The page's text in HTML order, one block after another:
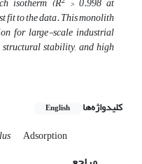
fit to the data. This monolith
for large-scale industrial
stability, and high
کلیدواژه‌ها English
Adsorption